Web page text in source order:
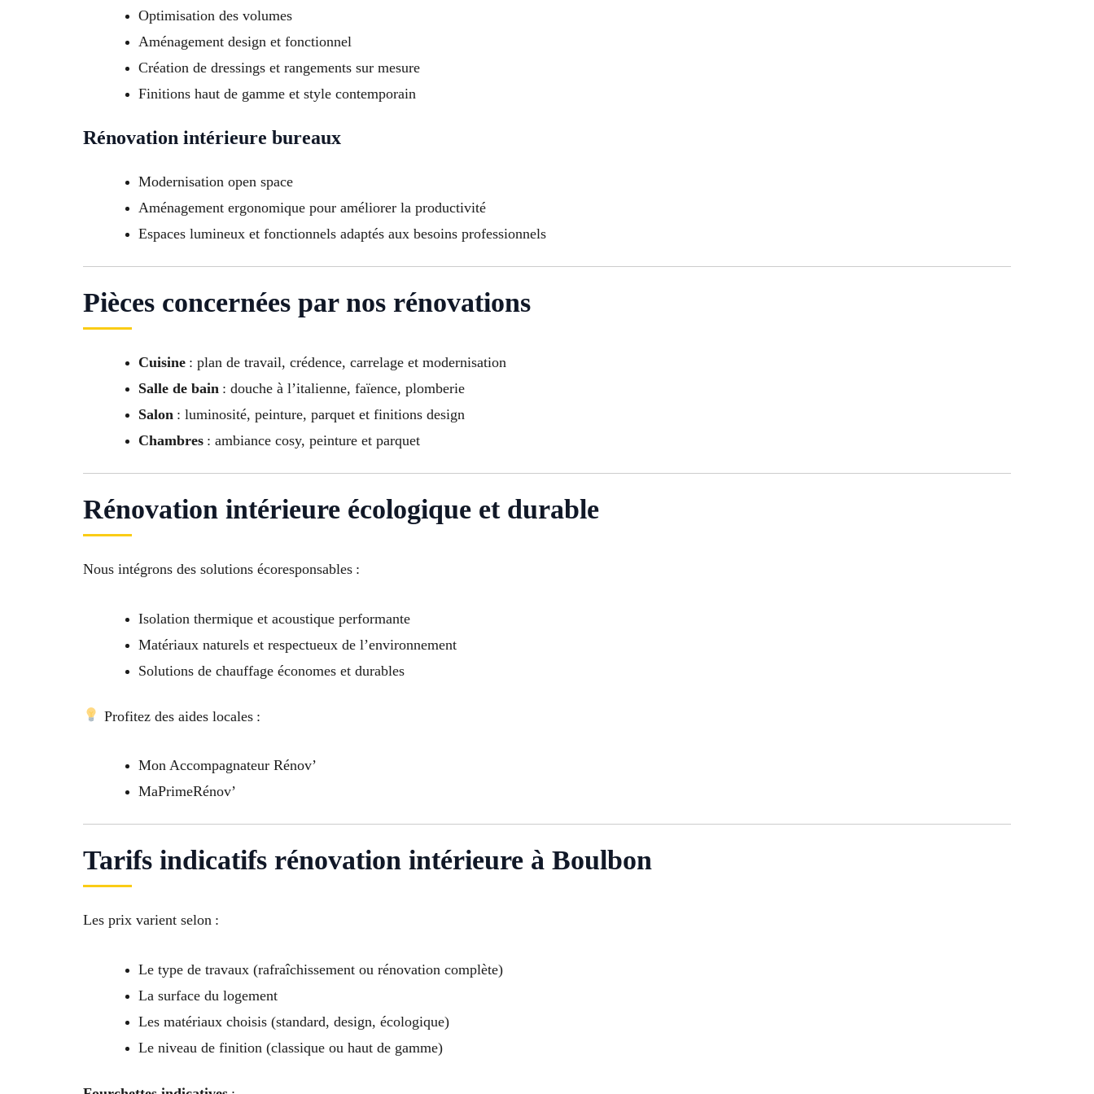
Optimisation des volumes
Aménagement design et fonctionnel
Création de dressings et rangements sur mesure
Finitions haut de gamme et style contemporain
Rénovation intérieure bureaux
Modernisation open space
Aménagement ergonomique pour améliorer la productivité
Espaces lumineux et fonctionnels adaptés aux besoins professionnels
Pièces concernées par nos rénovations
Cuisine : plan de travail, crédence, carrelage et modernisation
Salle de bain : douche à l’italienne, faïence, plomberie
Salon : luminosité, peinture, parquet et finitions design
Chambres : ambiance cosy, peinture et parquet
Rénovation intérieure écologique et durable
Nous intégrons des solutions écoresponsables :
Isolation thermique et acoustique performante
Matériaux naturels et respectueux de l’environnement
Solutions de chauffage économes et durables
Profitez des aides locales :
Mon Accompagnateur Rénov’
MaPrimeRénov’
Tarifs indicatifs rénovation intérieure à Boulbon
Les prix varient selon :
Le type de travaux (rafraîchissement ou rénovation complète)
La surface du logement
Les matériaux choisis (standard, design, écologique)
Le niveau de finition (classique ou haut de gamme)